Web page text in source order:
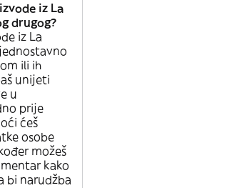
iz La
drugog?
iz La
ili ih
unijeti
u
prije
ćeš
osobe
možeš
kako
bi narudžba